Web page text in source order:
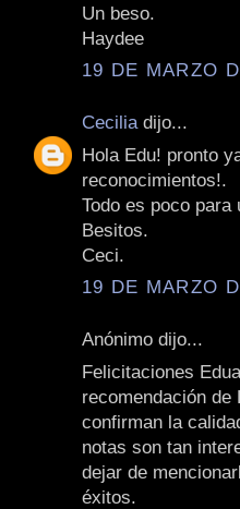
Un beso.
Haydee
19 DE MARZO
Ceciliadijo...
Hola Edu! pronto
reconocimientos!.
Todo es poco para
Besitos.
Ceci.
19 DE MARZO
Anónimo dijo...
Felicitaciones
recomendación de
confirman la
notas son tan
dejar de
éxitos.